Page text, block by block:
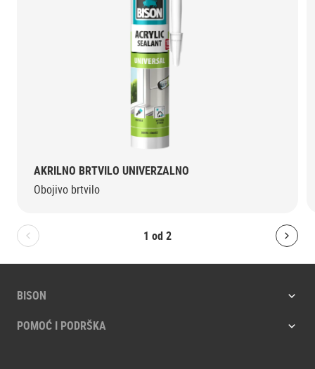
1 od 2
Bolton.General.PreviousSlide
AKRILNO BRTVILO UNIVERZALNO
Obojivo brtvilo
BISON
POMOĆ I PODRŠKA